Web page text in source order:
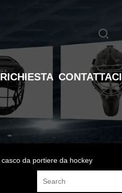
CONTATTACI
da portiere da hockey